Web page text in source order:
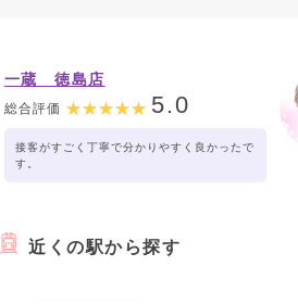
一蔵 徳島店
総合評価 5.0
接客がすごく丁寧で分かりやすく良かったで
す。
近くの駅から探す